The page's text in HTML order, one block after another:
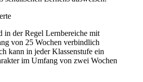
in der Regel Lernbereiche mit
von 25 Wochen verbindlich
kann in jeder Klassenstufe ein
im Umfang von zwei Wochen